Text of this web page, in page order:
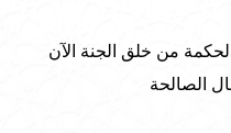
من خلق الجنة الآن
الصالحة